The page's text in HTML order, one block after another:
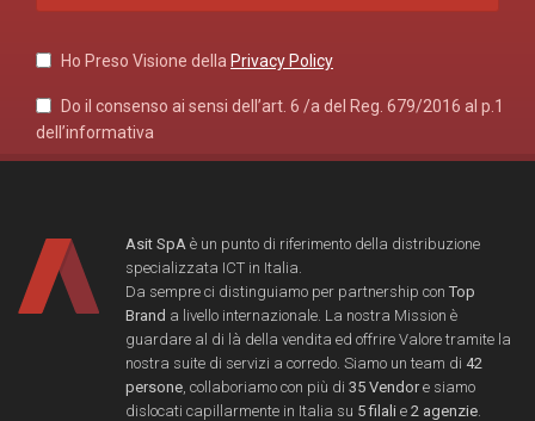
Ho Preso Visione della Privacy Policy
Do il consenso ai sensi dell’art. 6 /a del Reg. 679/2016 al p.1
dell’informativa
Asit SpA è un punto di riferimento della distribuzione
specializzata ICT in Italia.
Da sempre ci distinguiamo per partnership con Top
Brand a livello internazionale. La nostra Mission è
guardare al di là della vendita ed offrire Valore tramite la
nostra suite di servizi a corredo. Siamo un team di 42
persone , collaboriamo con più di 35 Vendore siamo
dislocati capillarmente in Italia su 5 filali e 2 agenzie